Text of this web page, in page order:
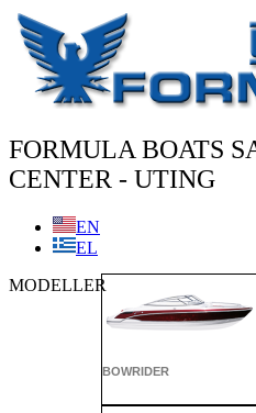
İçeriğe
atla
FORMULA BOATS
CENTER - UTING
EN
EL
MODELLER
BOWRIDER